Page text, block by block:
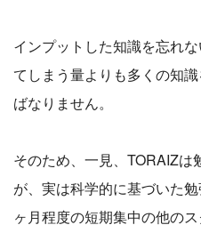
インプットした知識を忘れ
てしまう量よりも多くの知
ばなりません。
そのため、一見、TORAIZは
が、実は科学的に基づいた
ヶ月程度の短期集中の他の